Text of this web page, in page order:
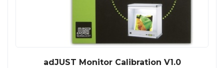
adJUST Monitor Calibration V1.0